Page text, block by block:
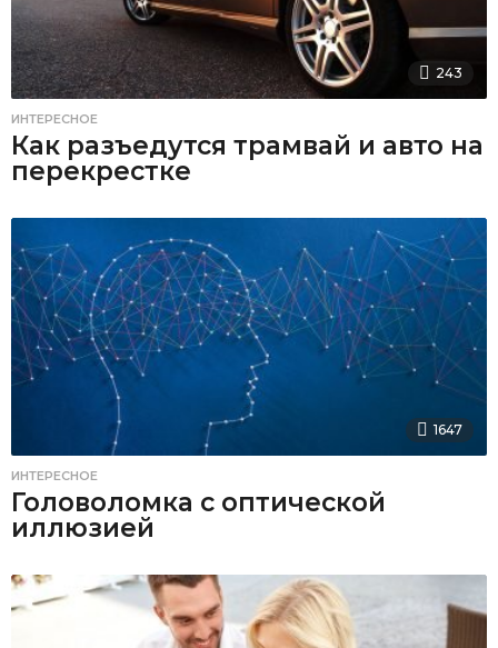
243
ИНТЕРЕСНОЕ
Как разъедутся трамвай и авто на
перекрестке
1647
ИНТЕРЕСНОЕ
Головоломка с оптической
иллюзией